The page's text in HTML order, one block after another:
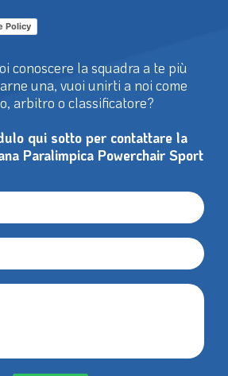
Policy
conoscere la squadra a te più
una, vuoi unirti a noi come
arbitro o classificatore?
qui sotto per contattare la
Paralimpica Powerchair Sport